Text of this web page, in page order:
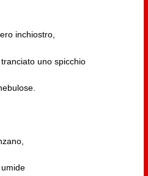
inchiostro,
uno spicchio